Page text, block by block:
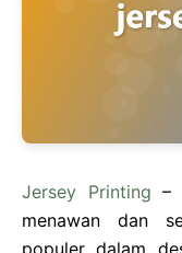
Jersey Printing –
menawan dan